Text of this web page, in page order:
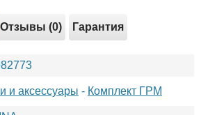
Отзывы (0) Гарантия
и аксессуары - Комплект ГРМ